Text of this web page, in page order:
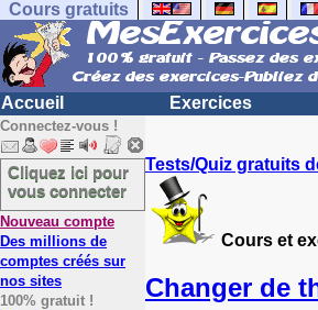
Cours gratuits
Accueil Exercices
Connectez-vous !
Cliquez ici pour
vous connecter
Nouveau compte
Des millions de
comptes créés sur
nos sites
100% gratuit !
Tests/Quiz gratuits
Cours et
Changer de